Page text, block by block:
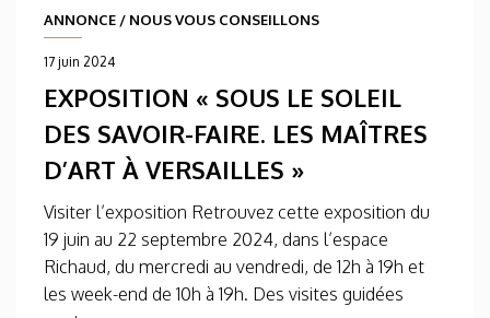
ANNONCE / NOUS VOUS CONSEILLONS
17 juin 2024
EXPOSITION « SOUS LE SOLEIL
DES SAVOIR-FAIRE. LES MAÎTRES
D’ART À VERSAILLES »
Visiter l’exposition Retrouvez cette exposition du
19 juin au 22 septembre 2024, dans l’espace
Richaud, du mercredi au vendredi, de 12h à 19h et
les week-end de 10h à 19h. Des visites guidées